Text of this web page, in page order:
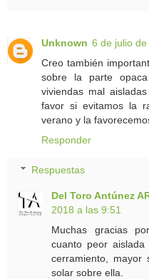
Unknown 6 de julio
Creo también
sobre la parte
viviendas mal
favor si evitamos la
verano y la
Responder
Respuestas
Del Toro Antúnez
2018 a las 9:51
Muchas gracias
cuanto peor
cerramiento, mayor
solar sobre ella.